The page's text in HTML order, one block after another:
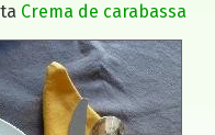
Crema de carabassa